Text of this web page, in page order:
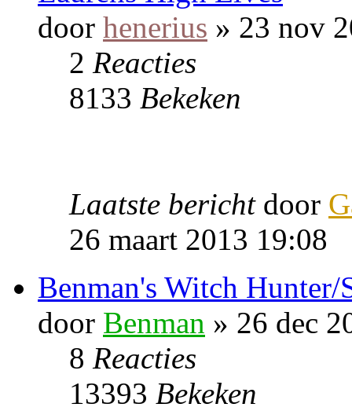
door henerius » 23 nov
2 Reacties
8133 Bekeken
Laatste bericht door
26 maart 2013 19:08
Benman's Witch
door Benman » 26 dec
8 Reacties
13393 Bekeken